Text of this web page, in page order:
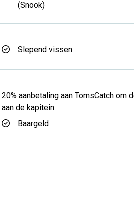
(Snook)
Slepend vissen
20% aanbetaling aan TomsCatch
aan de kapitein:
Baargeld